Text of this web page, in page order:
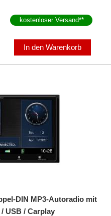
kostenloser Versand**
In den Warenkorb
DIN MP3-Autoradio mit
USB / Carplay